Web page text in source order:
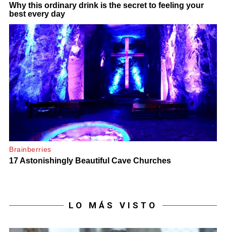
LO MÁS VISTO